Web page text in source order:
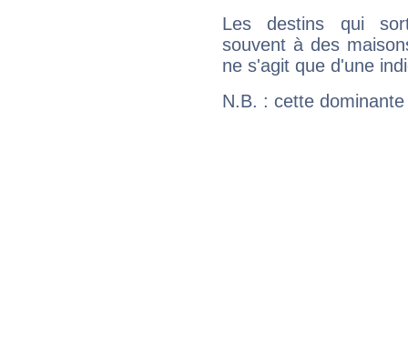
Les destins qui
souvent à des
ne s'agit que d'une
N.B. : cette